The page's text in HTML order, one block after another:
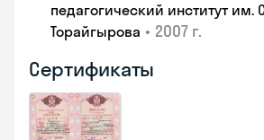
педагогический институт им.
Торайгырова • 2007 г.
Сертификаты